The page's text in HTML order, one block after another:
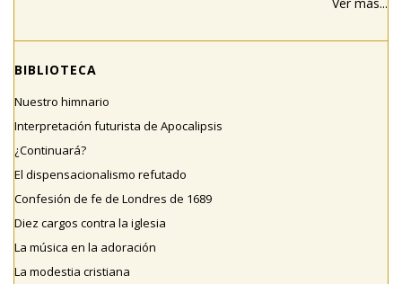
BIBLIOTECA
Nuestro himnario
Interpretación futurista de Apocalipsis
¿Continuará?
El dispensacionalismo refutado
Confesión de fe de Londres de 1689
Diez cargos contra la iglesia
La música en la adoración
La modestia cristiana